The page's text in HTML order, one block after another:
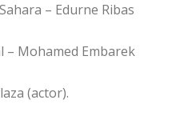
– Edurne Ribas
– Mohamed Embarek
(actor).